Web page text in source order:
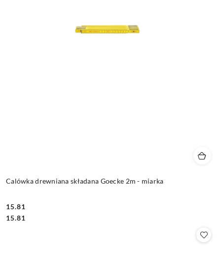
Calówka drewniana składana Goecke 2m - miarka
Cena:
15.81
Cena:
15.81